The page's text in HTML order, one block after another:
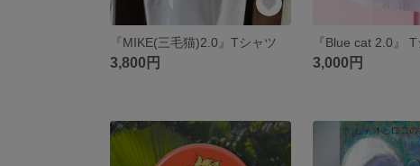
『MIKE(三毛猫)2.0』Tシャツ
3,800円
『Blue cat 2.0』
3,000円